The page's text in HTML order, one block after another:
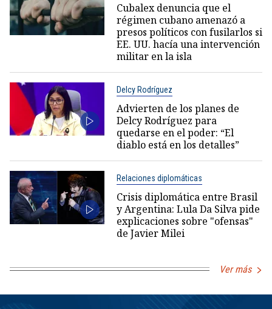
Cubalex denuncia que el
régimen cubano amenazó a
presos políticos con fusilarlos si
EE. UU. hacía una intervención
militar en la isla
Delcy Rodríguez
Advierten de los planes de
Delcy Rodríguez para
quedarse en el poder: “El
diablo está en los detalles”
Relaciones diplomáticas
Crisis diplomática entre Brasil
y Argentina: Lula Da Silva pide
explicaciones sobre "ofensas"
de Javier Milei
Ver más